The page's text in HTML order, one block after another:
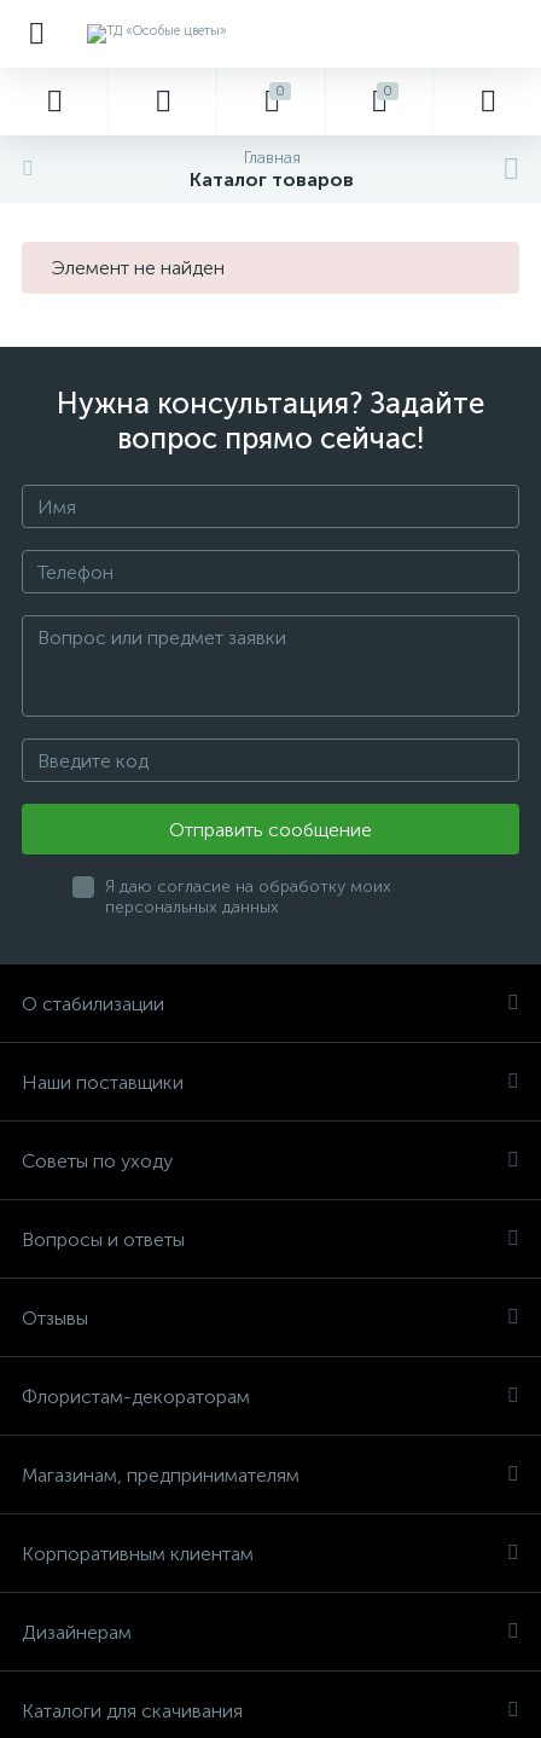
0 0
Главная
Каталог товаров
Элемент не найден
Нужна консультация? Задайте
вопрос прямо сейчас!
Отправить сообщение
Я даю согласие на обработку моих
персональных данных
О стабилизации
Наши поставщики
Советы по уходу
Вопросы и ответы
Отзывы
Флористам-декораторам
Магазинам, предпринимателям
Корпоративным клиентам
Дизайнерам
Каталоги для скачивания